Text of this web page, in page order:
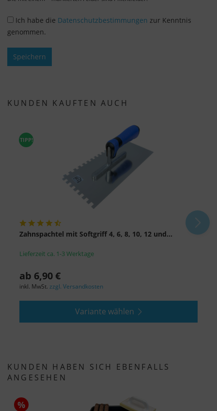
Ich habe die Datenschutzbestimmungen zur Kenntnis
genommen.
Speichern
KUNDEN KAUFTEN AUCH
TIPP!
Zahnspachtel mit Softgriff 4, 6, 8, 10, 12 und...
Lieferzeit ca. 1-3 Werktage
ab 6,90 €
inkl. MwSt. zzgl. Versandkosten
Variante wählen
KUNDEN HABEN SICH EBENFALLS
ANGESEHEN
%